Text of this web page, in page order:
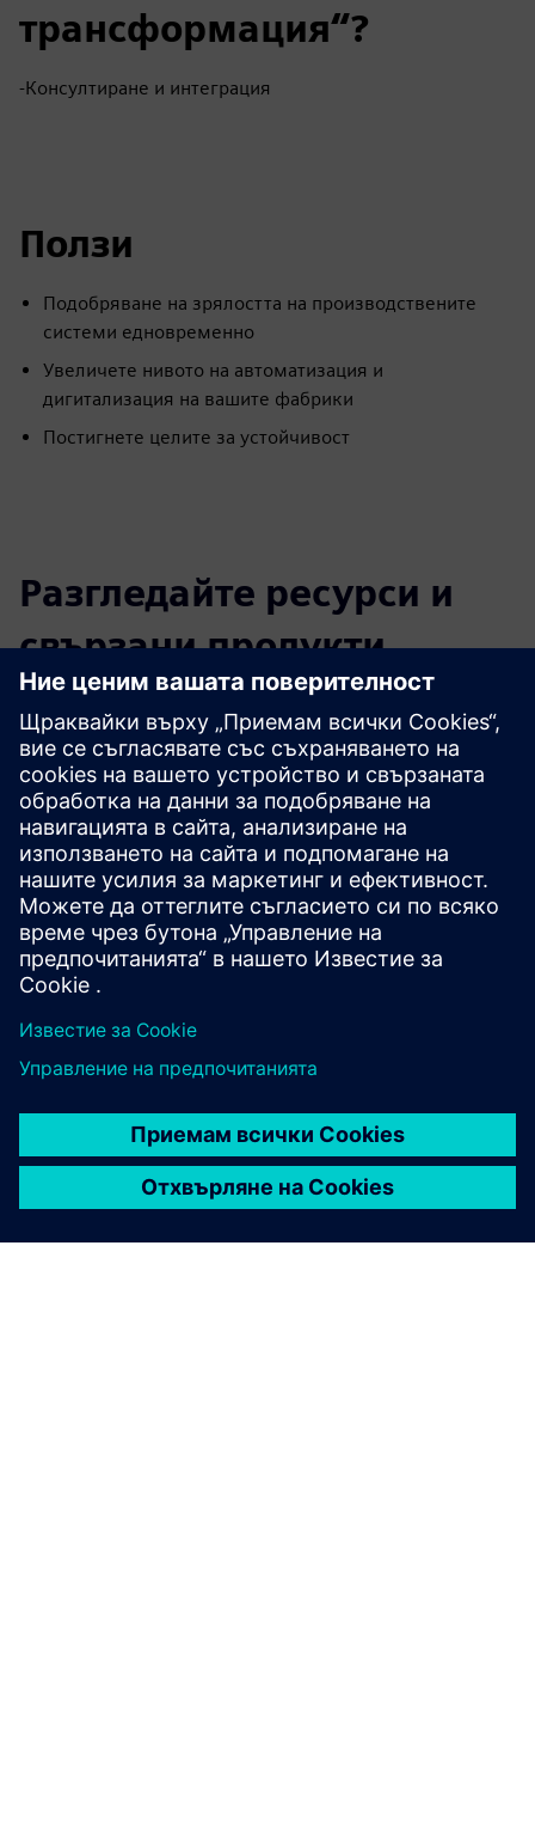
трансформация“?
-Консултиране и интеграция
Ползи
Подобряване на зрялостта на производствените
системи едновременно
Увеличете нивото на автоматизация и
дигитализация на вашите фабрики
Постигнете целите за устойчивост
Разгледайте ресурси и
свързани продукти
Допълнителна информация и
ресурси
Казус
Научете повече
Предпоставки
нито един